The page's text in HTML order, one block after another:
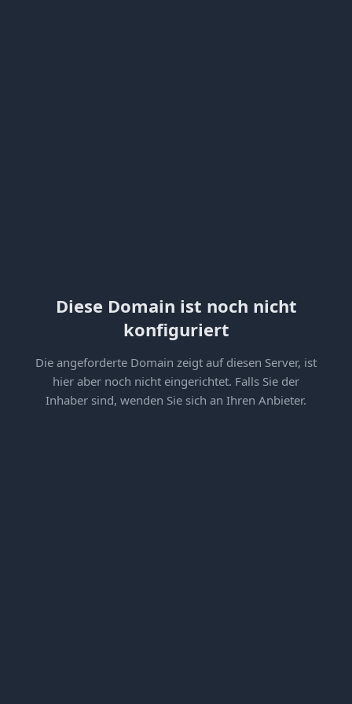
Diese Domain ist noch nicht
konfiguriert
Die angeforderte Domain zeigt auf diesen Server, ist
hier aber noch nicht eingerichtet. Falls Sie der
Inhaber sind, wenden Sie sich an Ihren Anbieter.